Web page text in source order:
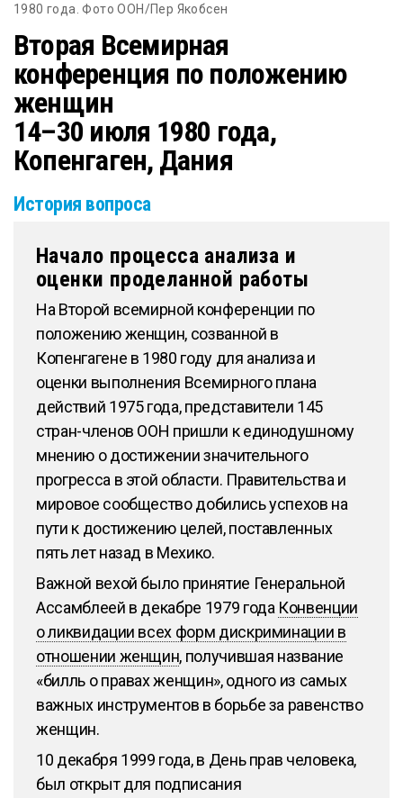
1980 года. Фото ООН/Пер Якобсен
Вторая Всемирная
конференция по положению
женщин
14–30 июля 1980 года,
Копенгаген, Дания
История вопроса
Начало процесса анализа и
оценки проделанной работы
На Второй всемирной конференции по
положению женщин, созванной в
Копенгагене в 1980 году для анализа и
оценки выполнения Всемирного плана
действий 1975 года, представители 145
стран-членов ООН пришли к единодушному
мнению о достижении значительного
прогресса в этой области. Правительства и
мировое сообщество добились успехов на
пути к достижению целей, поставленных
пять лет назад в Мехико.
Важной вехой было принятие Генеральной
Ассамблеей в декабре 1979 года Конвенции
о ликвидации всех форм дискриминации в
отношении женщин, получившая название
«билль о правах женщин», одного из самых
важных инструментов в борьбе за равенство
женщин.
10 декабря 1999 года, в День прав человека,
был открыт для подписания